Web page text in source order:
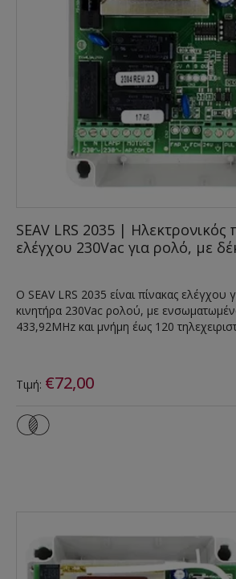
SEAV LRS 2035 | Ηλεκτρονικός
ελέγχου 230Vac για ρολό, με
Ο SEAV LRS 2035 είναι πίνακας ελέγχου
κινητήρα 230Vac ρολού, με
433,92MHz και μνήμη έως 120
Τιμή: €72,00